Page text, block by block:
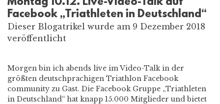
Facebook „Triathleten in Deutschland“
Dieser Blogatrikel wurde am 9 Dezember 2018
veröffentlicht
Morgen bin ich abends live im Video-Talk in der
größten deutschprachigen Triathlon Facebook
community zu Gast. Die Facebook Gruppe „Triathleten
in Deutschland“ hat knapp 15.000 Mitglieder und bietet